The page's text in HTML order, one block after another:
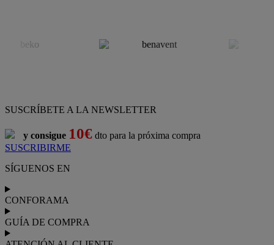
SUSCRÍBETE A LA NEWSLETTER
y consigue 10€ dto para la próxima compra
SUSCRIBIRME
SÍGUENOS EN
CONFORAMA
GUÍA DE COMPRA